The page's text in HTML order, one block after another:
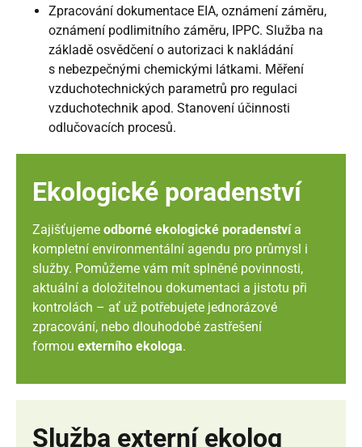
Zpracování dokumentace EIA, oznámení záměru,
oznámení podlimitního záměru, IPPC. Služba na
základě osvědčení o autorizaci k nakládání
s nebezpečnými chemickými látkami. Měření
vzduchotechnických parametrů pro regulaci
vzduchotechnik apod. Stanovení účinnosti
odlučovacích procesů.
Ekologické poradenství
Zajišťujeme odborné ekologické poradenstvía
kompletní environmentální agendu pro průmysl i
služby. Pomůžeme vám mít splněné povinnosti,
aktuální a doložitelnou dokumentaci a jistotu při
kontrolách – ať už potřebujete jednorázové
zpracování, nebo dlouhodobé zastřešení
formou externího ekologa.
Služba externí ekolog